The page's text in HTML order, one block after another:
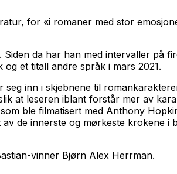
for «i romaner med stor
Siden da har han med intervaller på
et titall andre språk i mars 2021.
inn i skjebnene til
at leseren iblant forstår mer av
ble filmatisert med Anthony
de innerste og mørkeste krokene i
vinner Bjørn Alex Herrman.